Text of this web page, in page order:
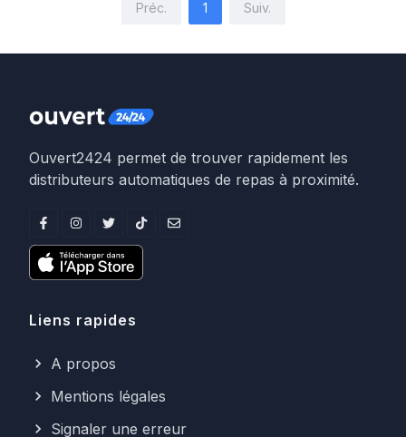
Préc. 1 Suiv.
Ouvert2424 permet de trouver rapidement les
distributeurs automatiques de repas à proximité.
Liens rapides
A propos
Mentions légales
Signaler une erreur